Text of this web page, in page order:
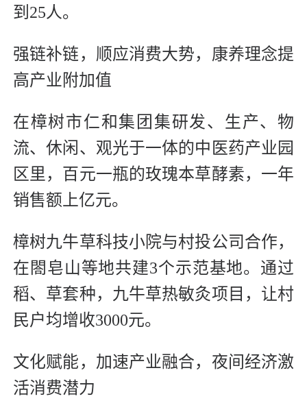
到25人。
强链补链，顺应消费大势，康养理念提
高产业附加值
在樟树市仁和集团集研发、生产、物
流、休闲、观光于一体的中医药产业园
区里，百元一瓶的玫瑰本草酵素，一年
销售额上亿元。
樟树九牛草科技小院与村投公司合作，
在閤皂山等地共建3个示范基地。通过
稻、草套种，九牛草热敏灸项目，让村
民户均增收3000元。
文化赋能，加速产业融合，夜间经济激
活消费潜力